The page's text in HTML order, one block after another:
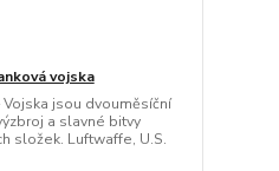
vojska
jsou dvouměsíční
a slavné bitvy
složek. Luftwaffe, U.S.